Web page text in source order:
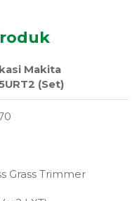
Makita
(Set)
Grass Trimmer